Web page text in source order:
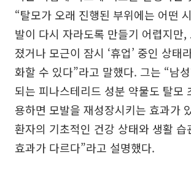
“탈모가 오래 진행된 부위에는 어떤
발이 다시 자라도록 만들기 어렵지만,
졌거나 모근이 잠시 ‘휴업’ 중인 상태
화할 수 있다”라고 말했다. 그는 “남
되는 피나스테리드 성분 약물도 탈모
용하면 모발을 재성장시키는 효과가
환자의 기초적인 건강 상태와 생활 습
효과가 다르다”라고 설명했다.